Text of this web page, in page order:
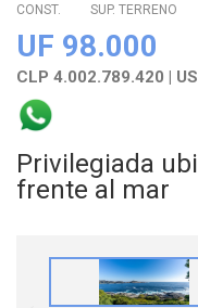
CONST. SUP. TERRENO
UF 98.000
CLP 4.002.789.420 |
Privilegiada
frente al mar